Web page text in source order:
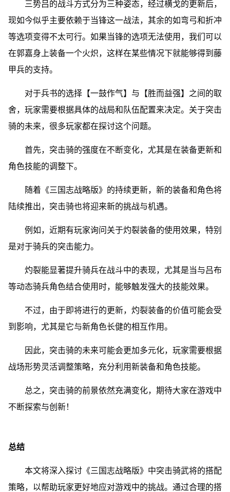
三势吕的战斗方式分为三种姿态，经过横戈的更新后，
现如今似乎主要依赖于当锋这一战法，其余的如弯弓和折冲
等选项变得不太可行。如果当锋的选项无法使用，我们可以
在郭嘉身上装备一个火炽，这样在某些情况下就能够得到藤
甲兵的支持。
对于兵书的选择【一鼓作气】与【胜而益强】之间的取
舍，玩家需要根据具体的战局和队伍配置来决定。关于突击
骑的未来，很多玩家都在探讨这个问题。
首先，突击骑的强度在不断变化，尤其是在装备更新和
角色技能的调整下。
随着《三国志战略版》的持续更新，新的装备和角色将
陆续推出，突击骑也将迎来新的挑战与机遇。
例如，近期有玩家询问关于灼裂装备的使用效果，特别
是对于骑兵的突击能力。
灼裂能显著提升骑兵在战斗中的表现，尤其是当与吕布
等动态骑兵角色结合使用时，能够触发强大的技能效果。
不过，由于即将进行的更新，灼裂装备的价值可能会受
到影响，尤其是它与新角色长健的相互作用。
因此，突击骑的未来可能会更加多元化，玩家需要根据
战场形势灵活调整策略，充分利用新装备和角色技能。
总之，突击骑的前景依然充满变化，期待大家在游戏中
不断探索与创新！
总结
本文将深入探讨《三国志战略版》中突击骑武将的搭配
策略，以帮助玩家更好地应对游戏中的挑战。通过合理的搭